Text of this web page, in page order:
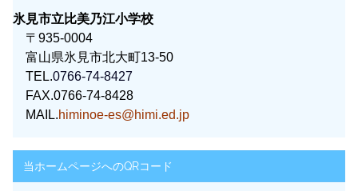
氷見市立比美乃江小学校
〒935-0004
富山県氷見市北大町13-50
TEL.0766-74-8427
FAX.0766-74-8428
MAIL.himinoe-es@himi.ed.jp
当ホームページへのQRコード